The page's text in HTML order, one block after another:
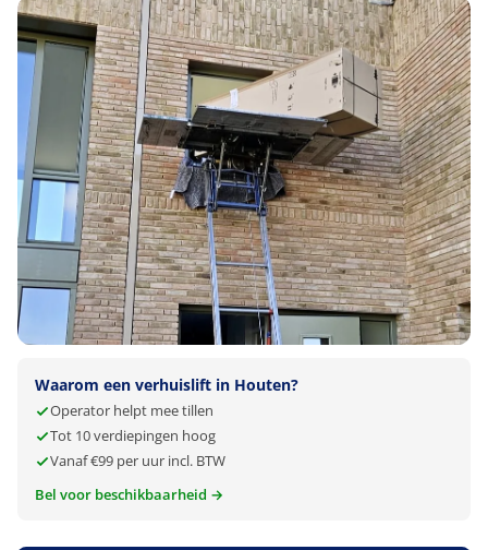
Waarom een verhuislift in Houten?
Operator helpt mee tillen
Tot 10 verdiepingen hoog
Vanaf €99 per uur incl. BTW
Bel voor beschikbaarheid →